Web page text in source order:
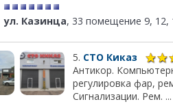
ул. Казинца, 33 помещение 9, 12,
5. СТО Киказ
Антикор.
регулировка фар,
Сигнализации. Рем. ...